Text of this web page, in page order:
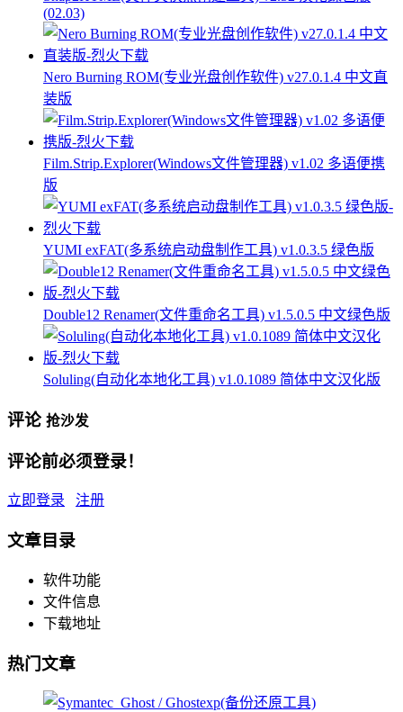
(02.03)
Nero Burning ROM(专业光盘创作软件) v27.0.1.4 中文直
装版
Film.Strip.Explorer(Windows文件管理器) v1.02 多语便携
版
YUMI exFAT(多系统启动盘制作工具) v1.0.3.5 绿色版
Double12 Renamer(文件重命名工具) v1.5.0.5 中文绿色版
Soluling(自动化本地化工具) v1.0.1089 简体中文汉化版
评论 抢沙发
评论前必须登录！
立即登录 注册
文章目录
软件功能
文件信息
下载地址
热门文章